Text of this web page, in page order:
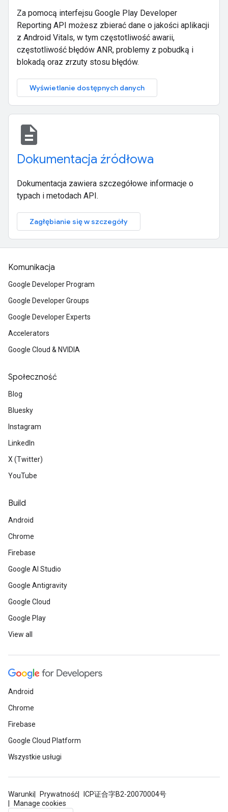
Za pomocą interfejsu Google Play Developer
Reporting API możesz zbierać dane o jakości aplikacji
z Android Vitals, w tym częstotliwość awarii,
częstotliwość błędów ANR, problemy z pobudką i
blokadą oraz zrzuty stosu błędów.
Wyświetlanie dostępnych danych
description
Dokumentacja źródłowa
Dokumentacja zawiera szczegółowe informacje o
typach i metodach API.
Zagłębianie się w szczegóły
Komunikacja
Google Developer Program
Google Developer Groups
Google Developer Experts
Accelerators
Google Cloud & NVIDIA
Społeczność
Blog
Bluesky
Instagram
LinkedIn
X (Twitter)
YouTube
Build
Android
Chrome
Firebase
Google AI Studio
Google Antigravity
Google Cloud
Google Play
View all
Android
Chrome
Firebase
Google Cloud Platform
Wszystkie usługi
Warunki Prywatność
ICP证合字B2-20070004号
Manage cookies